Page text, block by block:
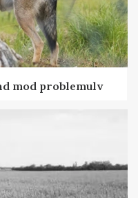
mod problemulv